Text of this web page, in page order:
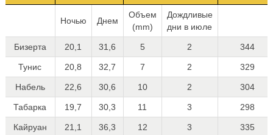
Ночью Днем
Объем
(mm)
Дождливые
дни в июле
Бизерта 20,1 31,6 5 2 344
Тунис 20,8 32,7 7 2 329
Набель 22,6 30,6 10 2 304
Табарка 19,7 30,3 11 3 298
Кайруан 21,1 36,3 12 3 335